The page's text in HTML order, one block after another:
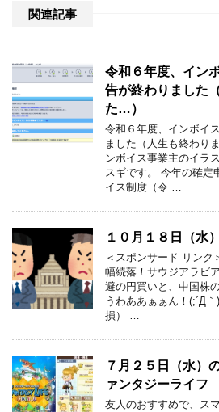
関連記事
令和６年度、イン
告が終わりました
た…）
令和６年度、インボイ
ました（人生も終わり
ンボイス事業主のイラ
スギです。 今年の確定
イス制度（令 …
１０月１８日（水
＜スポンサード リンク
幅続落！サウジアラビ
避の円買いと、中国株
うわああぁぁん！(;´Д
損） …
７月２５日（水）
ァンタジーライフ
友人のおすすめで、ス